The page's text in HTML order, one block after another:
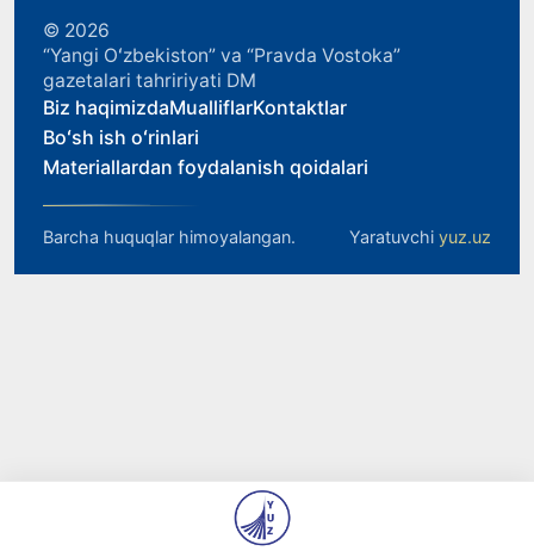
© 2026
“Yangi Oʻzbekiston” va “Pravda Vostoka”
gazetalari tahririyati DM
Biz haqimizdaMualliflarKontaktlar
Boʻsh ish oʻrinlari
Materiallardan foydalanish qoidalari
Barcha huquqlar himoyalangan. Yaratuvchi yuz.uz